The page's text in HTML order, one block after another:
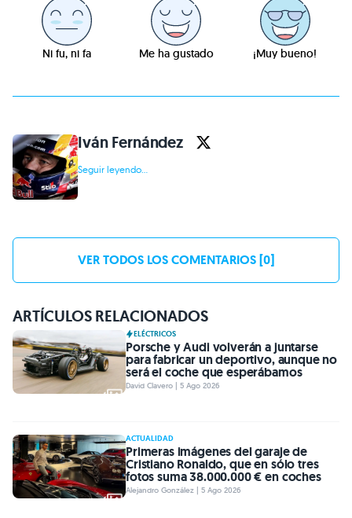
Ni fu, ni fa Me ha gustado ¡Muy bueno!
Iván Fernández
Seguir leyendo...
VER TODOS LOS COMENTARIOS [0]
ARTÍCULOS RELACIONADOS
ELÉCTRICOS
Porsche y Audi volverán a juntarse
para fabricar un deportivo, aunque no
será el coche que esperábamos
David Clavero | 5 Ago 2026
ACTUALIDAD
Primeras imágenes del garaje de
Cristiano Ronaldo, que en sólo tres
fotos suma 38.000.000 € en coches
Alejandro González | 5 Ago 2026